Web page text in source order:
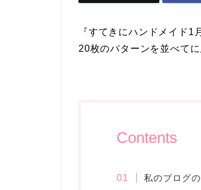
『すてきにハンドメイド1
20枚のパターンを並べてに
Contents
私のブログ